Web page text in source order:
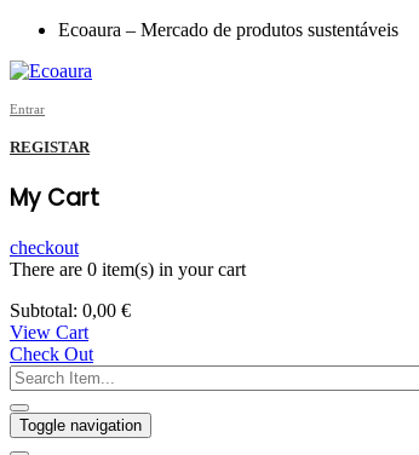
Ecoaura – Mercado de produtos sustentáveis
Entrar
REGISTAR
My Cart
checkout
There are 0 item(s) in your cart
Subtotal: 0,00 €
View Cart
Check Out
Toggle navigation